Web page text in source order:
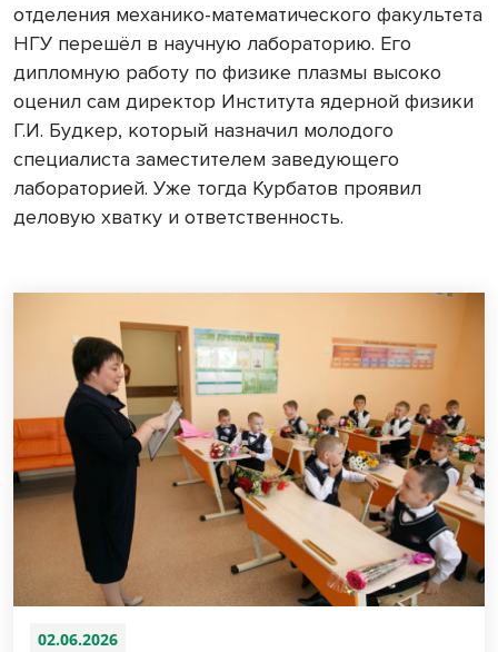
отделения механико-математического факультета
НГУ перешёл в научную лабораторию. Его
дипломную работу по физике плазмы высоко
оценил сам директор Института ядерной физики
Г.И. Будкер, который назначил молодого
специалиста заместителем заведующего
лабораторией. Уже тогда Курбатов проявил
деловую хватку и ответственность.
02.06.2026